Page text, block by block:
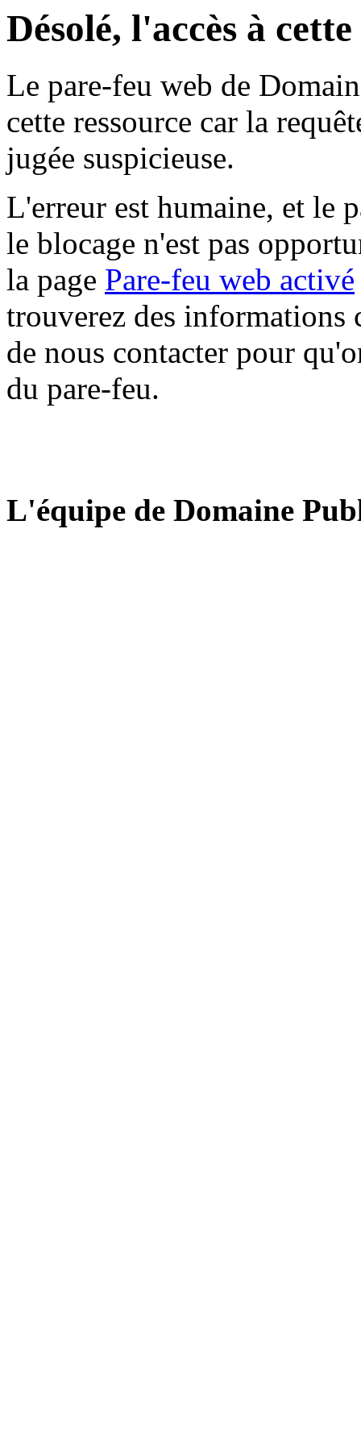
Désolé, l'accès à
Le pare-feu web de
cette ressource car la
jugée suspicieuse.
L'erreur est humaine, et le
le blocage n'est pas
la page Pare-feu web activé
trouverez des informations
de nous contacter pour
du pare-feu.
L'équipe de Domaine